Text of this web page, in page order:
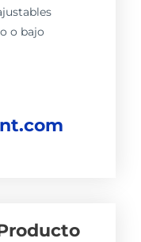
o bajo